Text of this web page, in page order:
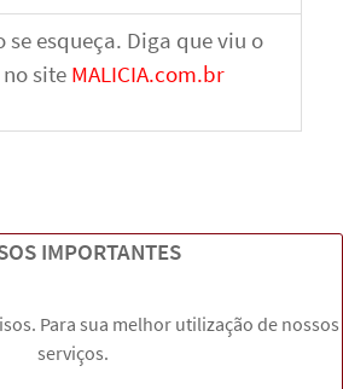
se esqueça. Diga que viu o
site MALICIA.com.br
IMPORTANTES
Para sua melhor utilização de nossos
serviços.